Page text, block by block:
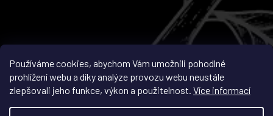
Používáme cookies, abychom Vám umožnili pohodlné
prohlížení webu a díky analýze provozu webu neustále
zlepšovali jeho funkce, výkon a použitelnost. Více informací
Sledovat na Instagramu
Vytvořil Shoptet